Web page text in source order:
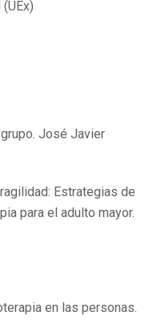
José Javier
Estrategias de
para el adulto mayor.
en las personas.